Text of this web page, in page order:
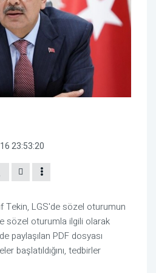
23:53:20
Tekin, LGS'de sözel oturumun
sözel oturumla ilgili olarak
paylaşılan PDF dosyası
başlatıldığını, tedbirler